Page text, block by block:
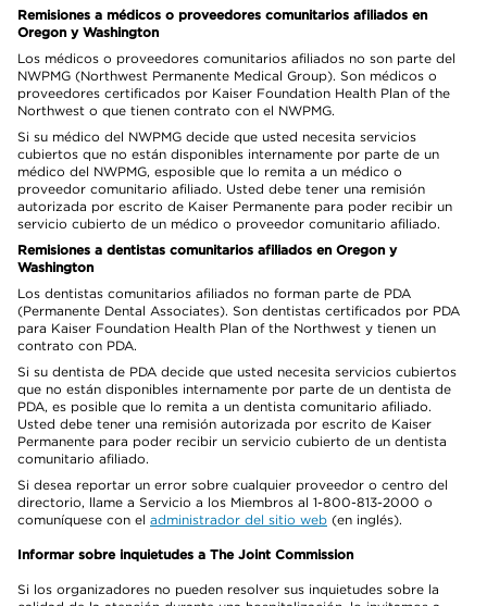
Remisiones a médicos o proveedores comunitarios afiliados en
Oregon y Washington
Los médicos o proveedores comunitarios afiliados no son parte del
NWPMG (Northwest Permanente Medical Group). Son médicos o
proveedores certificados por Kaiser Foundation Health Plan of the
Northwest o que tienen contrato con el NWPMG.
Si su médico del NWPMG decide que usted necesita servicios
cubiertos que no están disponibles internamente por parte de un
médico del NWPMG, esposible que lo remita a un médico o
proveedor comunitario afiliado. Usted debe tener una remisión
autorizada por escrito de Kaiser Permanente para poder recibir un
servicio cubierto de un médico o proveedor comunitario afiliado.
Remisiones a dentistas comunitarios afiliados en Oregon y
Washington
Los dentistas comunitarios afiliados no forman parte de PDA
(Permanente Dental Associates). Son dentistas certificados por PDA
para Kaiser Foundation Health Plan of the Northwest y tienen un
contrato con PDA.
Si su dentista de PDA decide que usted necesita servicios cubiertos
que no están disponibles internamente por parte de un dentista de
PDA, es posible que lo remita a un dentista comunitario afiliado.
Usted debe tener una remisión autorizada por escrito de Kaiser
Permanente para poder recibir un servicio cubierto de un dentista
comunitario afiliado.
Si desea reportar un error sobre cualquier proveedor o centro del
directorio, llame a Servicio a los Miembros al 1-800-813-2000 o
comuníquese con el administrador del sitio web (en inglés).
Informar sobre inquietudes a The Joint Commission
Si los organizadores no pueden resolver sus inquietudes sobre la